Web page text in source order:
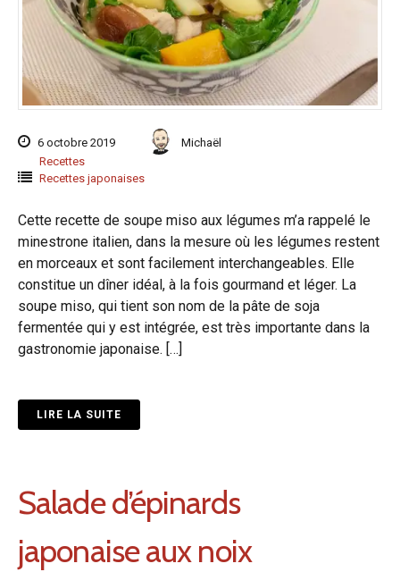
6 octobre 2019
Michaël
Recettes
Recettes japonaises
Cette recette de soupe miso aux légumes m’a rappelé le
minestrone italien, dans la mesure où les légumes restent
en morceaux et sont facilement interchangeables. Elle
constitue un dîner idéal, à la fois gourmand et léger. La
soupe miso, qui tient son nom de la pâte de soja
fermentée qui y est intégrée, est très importante dans la
gastronomie japonaise. […]
LIRE LA SUITE
Salade d’épinards
japonaise aux noix